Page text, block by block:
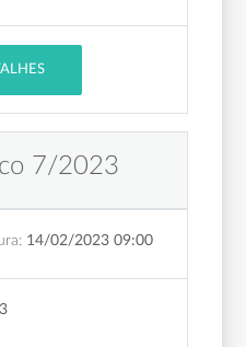
7/2023
14/02/2023 09:00